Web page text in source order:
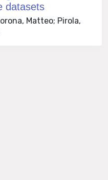
datasets
Matteo; Pirola,